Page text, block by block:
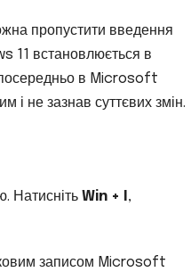
пропустити введення
11 встановлюється в
в Microsoft
і не зазнав суттєвих змін.
Натисніть Win + I ,
записом Microsoft